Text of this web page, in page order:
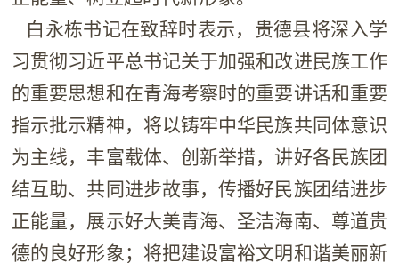
白永栋书记在致辞时表示，贵德县将深入学
习贯彻习近平总书记关于加强和改进民族工作
的重要思想和在青海考察时的重要讲话和重要
指示批示精神，将以铸牢中华民族共同体意识
为主线，丰富载体、创新举措，讲好各民族团
结互助、共同进步故事，传播好民族团结进步
正能量，展示好大美青海、圣洁海南、尊道贵
德的良好形象；将把建设富裕文明和谐美丽新